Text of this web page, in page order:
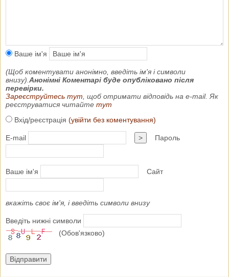
Ваше ім'я
(Щоб коментувати анонімно, введіть ім'я і символи
внизу). Анонімні Коментарі буде опубліковано після
перевірки.
Зареєструйтесь тут , щоб отримати відповідь на e-mail. Як
реєструватися читайте тут
Вхід/реєстрація (увійти без коментування)
E-mail > Пароль
Ваше ім'я Сайт
вкажіть своє ім'я, і введіть символи внизу
Введіть нижні символи
(Обов'язково)
Відправити